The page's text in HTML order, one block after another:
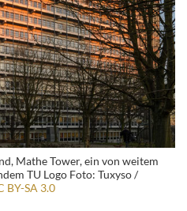
Mathe Tower, ein von weitem
TU Logo Foto: Tuxyso /
BY-SA 3.0